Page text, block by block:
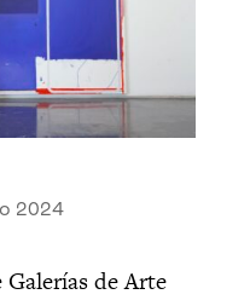
2024
de Arte